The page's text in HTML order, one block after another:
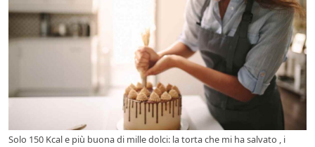
Solo 150 Kcal e più buona di mille dolci: la torta che mi ha salvato , i